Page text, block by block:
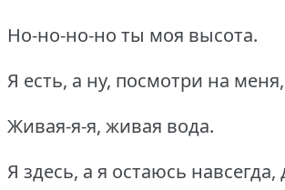
Но-но-но-но ты моя высота.
Я есть, а ну, посмотри на
Живая-я-я, живая вода.
Я здесь, а я остаюсь навсегда,